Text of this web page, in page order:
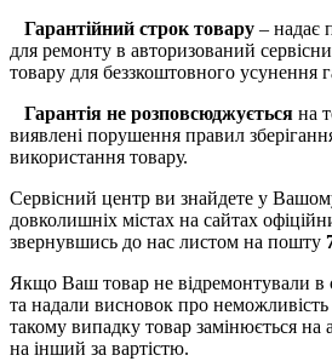
Гарантійний строк товару – надає
для ремонту в авторизований
товару для беззкоштовного усунення
Гарантія не розповсюджується на
виявлені порушення правил
використання товару.
Сервісний центр ви знайдете у
довколишніх містах на сайтах
звернувшись до нас листом на пошту
Якщо Ваш товар не відремонтували в
та надали висновок про
такому випадку товар замінюється на
на інший за вартістю.